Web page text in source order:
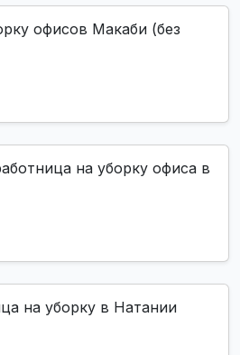
офисов Макаби (без
на уборку офиса в
на уборку в Натании